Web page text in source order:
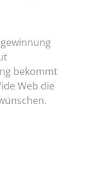
bekommt
Web die